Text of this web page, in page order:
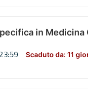
in
Scaduto da: 11